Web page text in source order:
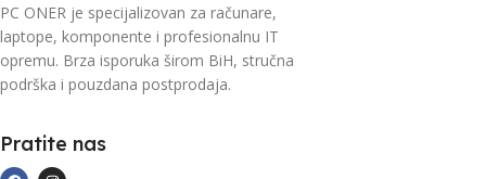
PC ONER je specijalizovan za računare,
laptope, komponente i profesionalnu IT
opremu. Brza isporuka širom BiH, stručna
podrška i pouzdana postprodaja.
Pratite nas